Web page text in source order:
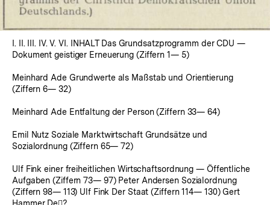
I. II. III. IV. V. VI. INHALT Das Grundsatzprogramm der CDU —
Dokument geistiger Erneuerung (Ziffern 1— 5)
Meinhard Ade Grundwerte als Maßstab und Orientierung
(Ziffern 6— 32)
Meinhard Ade Entfaltung der Person (Ziffern 33— 64)
Emil Nutz Soziale Marktwirtschaft Grundsätze und
Sozialordnung (Ziffern 65— 72)
Ulf Fink einer freiheitlichen Wirtschaftsordnung — Öffentliche
Aufgaben (Ziffern 73— 97) Peter Andersen Sozialordnung
(Ziffern 98— 113) Ulf Fink Der Staat (Ziffern 114— 130) Gert